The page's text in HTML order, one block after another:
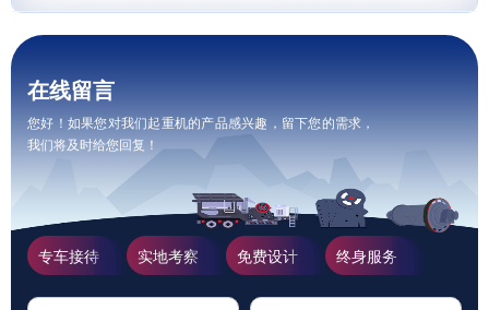
在线留言
您好！如果您对我们起重机的产品感兴趣，留下您的需求，
我们将及时给您回复！
专车接待 实地考察 免费设计 终身服务